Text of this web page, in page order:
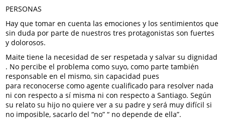
PERSONAS
Hay que tomar en cuenta las emociones y los sentimientos que
sin duda por parte de nuestros tres protagonistas son fuertes
y dolorosos.
Maite tiene la necesidad de ser respetada y salvar su dignidad
. No percibe el problema como suyo, como parte también
responsable en el mismo, sin capacidad pues
para reconocerse como agente cualificado para resolver nada
ni con respecto a sí misma ni con respecto a Santiago. Según
su relato su hijo no quiere ver a su padre y será muy difícil si
no imposible, sacarlo del “no” “ no depende de ella”.